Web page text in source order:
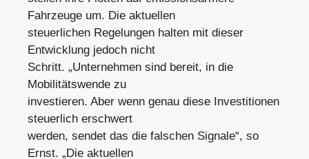
Fahrzeuge um. Die aktuellen
steuerlichen Regelungen halten mit dieser
Entwicklung jedoch nicht
Schritt. „Unternehmen sind bereit, in die
Mobilitätswende zu
investieren. Aber wenn genau diese Investitionen
steuerlich erschwert
werden, sendet das die falschen Signale“, so
Ernst. „Die aktuellen